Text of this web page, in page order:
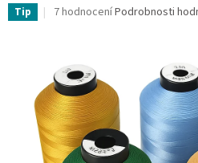
Tip
Průměrné
3,9
z
5
hvězdiček.
7 hodnoceníPodrobnosti